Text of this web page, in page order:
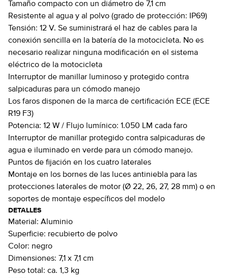
Tamaño compacto con un diámetro de 7,1 cm
Resistente al agua y al polvo (grado de protección: IP69)
Tensión: 12 V. Se suministrará el haz de cables para la
conexión sencilla en la batería de la motocicleta. No es
necesario realizar ninguna modificación en el sistema
eléctrico de la motocicleta
Interruptor de manillar luminoso y protegido contra
salpicaduras para un cómodo manejo
Los faros disponen de la marca de certificación ECE (ECE
R19 F3)
Potencia: 12 W / Flujo lumínico: 1.050 LM cada faro
Interruptor de manillar protegido contra salpicaduras de
agua e iluminado en verde para un cómodo manejo.
Puntos de fijación en los cuatro laterales
Montaje en los bornes de las luces antiniebla para las
protecciones laterales de motor (Ø 22, 26, 27, 28 mm) o en
soportes de montaje específicos del modelo
DETALLES
Material: Aluminio
Superficie: recubierto de polvo
Color: negro
Dimensiones: 7,1 x 7,1 cm
Peso total: ca. 1,3 kg